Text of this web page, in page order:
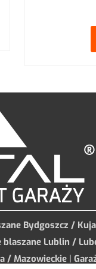
Bydgoszcz /
blaszane Lublin /
/ Mazowieckie |